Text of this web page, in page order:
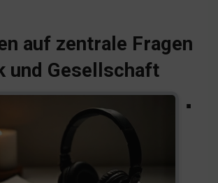
auf zentrale Fragen
und Gesellschaft
▪